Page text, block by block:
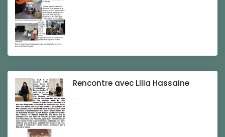
Rencontre avec Lilia Hassaine
...